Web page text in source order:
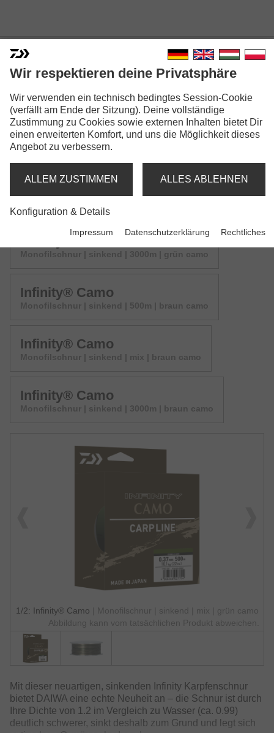
INFINITY® CAMO
Modellausführungen: 6
Infinity® Camo
Monofilschnur | sinkend | 500m | grün camo
Infinity® Camo
Monofilschnur | sinkend | 3000m | grün camo
Infinity® Camo
Monofilschnur | sinkend | 500m | braun camo
Infinity® Camo
Monofilschnur | sinkend | mix | braun camo
Infinity® Camo
Monofilschnur | sinkend | 3000m | braun camo
1/2: Infinity® Camo
| Monofilschnur | sinkend | mix | grün camo
Abbildung kann vom tatsächlichen Produkt abweichen.
Mit dieser neuartigen, sinkenden Infinity Karpfenschnur
bietet DAIWA eine echte Neuheit an – die Schnur ist durch
Ihre Dichte von 1.2 im Vergleich zu Wasser (ca. 0.99)
deutlich schwerer, sinkt deshalb zum Grund und legt sich
Wir respektieren deine Privatsphäre
Wir verwenden ein technisch bedingtes Session-Cookie
(verfällt am Ende der Sitzung). Deine vollständige
Zustimmung zu Cookies sowie externen Inhalten bietet Dir
einen erweiterten Komfort, und uns die Möglichkeit dieses
Angebot zu verbessern.
ALLEM ZUSTIMMEN ALLES ABLEHNEN
Konfiguration & Details
Impressum Datenschutzerklärung Rechtliches